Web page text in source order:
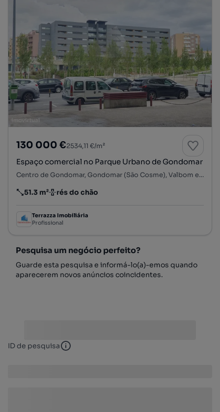
130 000 €2534,11 €/m²
Espaço comercial no Parque Urbano de Gondomar
Centro de Gondomar, Gondomar (São Cosme), Valbom e Jovim, Gondomar, Porto
Preço por metro quadrado
51.3 m²
Andar rés do chão
Terrazza Imobiliária
Profissional
Pesquisa um negócio perfeito?
Guarde esta pesquisa e informá-lo(a)-emos quando
aparecerem novos anúncios coincidentes.
ID de pesquisa ID de pesquisa